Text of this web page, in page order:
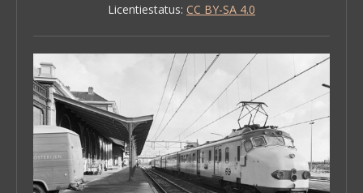
Licentiestatus: CC BY-SA 4.0